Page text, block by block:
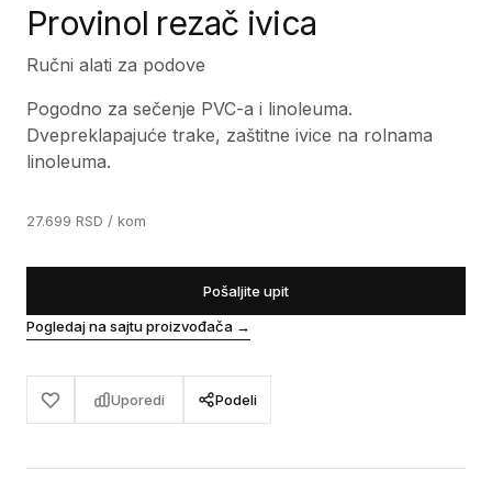
Provinol rezač ivica
Ručni alati za podove
Pogodno za sečenje PVC-a i linoleuma.
Dvepreklapajuće trake, zaštitne ivice na rolnama
linoleuma.
27.699 RSD / kom
Pošaljite upit
Pogledaj na sajtu proizvođača →
Uporedi Podeli